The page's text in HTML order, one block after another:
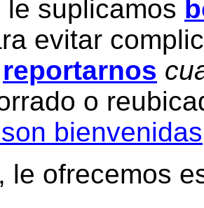
le suplicamos
evitar
reportarnos
o
bienvenidas
le ofrecemos